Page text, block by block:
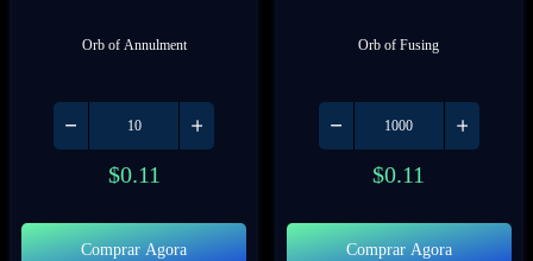
Orb of Annulment
$0.11
Comprar Agora
Orb of Fusing
$0.11
Comprar Agora